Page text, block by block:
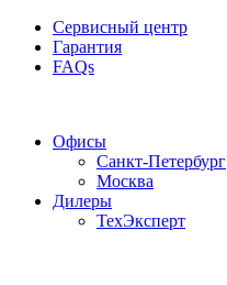
Сервисный центр
Гарантия
FAQs
Офисы
Санкт-Петербург
Москва
Дилеры
ТехЭксперт